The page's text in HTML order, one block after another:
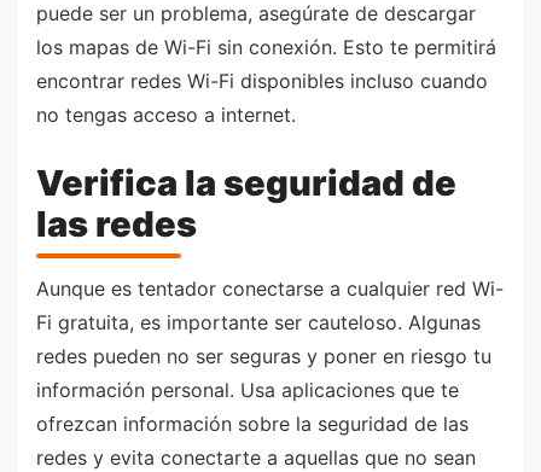
puede ser un problema, asegúrate de descargar
los mapas de Wi-Fi sin conexión. Esto te permitirá
encontrar redes Wi-Fi disponibles incluso cuando
no tengas acceso a internet.
Verifica la seguridad de
las redes
Aunque es tentador conectarse a cualquier red Wi-
Fi gratuita, es importante ser cauteloso. Algunas
redes pueden no ser seguras y poner en riesgo tu
información personal. Usa aplicaciones que te
ofrezcan información sobre la seguridad de las
redes y evita conectarte a aquellas que no sean